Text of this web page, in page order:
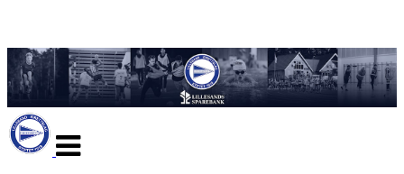
navigasjon